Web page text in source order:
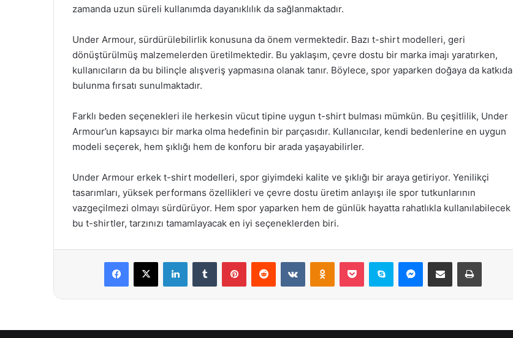
zamanda uzun süreli kullanımda dayanıklılık da sağlanmaktadır.
Under Armour, sürdürülebilirlik konusuna da önem vermektedir. Bazı t-shirt modelleri, geri
dönüştürülmüş malzemelerden üretilmektedir. Bu yaklaşım, çevre dostu bir marka imajı yaratırken,
kullanıcıların da bu bilinçle alışveriş yapmasına olanak tanır. Böylece, spor yaparken doğaya da katkıda
bulunma fırsatı sunulmaktadır.
Farklı beden seçenekleri ile herkesin vücut tipine uygun t-shirt bulması mümkün. Bu çeşitlilik, Under
Armour’un kapsayıcı bir marka olma hedefinin bir parçasıdır. Kullanıcılar, kendi bedenlerine en uygun
modeli seçerek, hem şıklığı hem de konforu bir arada yaşayabilirler.
Under Armour erkek t-shirt modelleri, spor giyimdeki kalite ve şıklığı bir araya getiriyor. Yenilikçi
tasarımları, yüksek performans özellikleri ve çevre dostu üretim anlayışı ile spor tutkunlarının
vazgeçilmezi olmayı sürdürüyor. Hem spor yaparken hem de günlük hayatta rahatlıkla kullanılabilecek
bu t-shirtler, tarzınızı tamamlayacak en iyi seçeneklerden biri.
Facebook
X LinkedInTumblr PinterestReddit VKontakteOdnoklassniki
Pocket Skype Messenger
E-Posta ile paylaş Yazdır